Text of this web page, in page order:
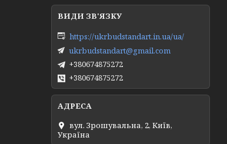
https://ukrbudstandart.in.ua/ua/
ukrbudstandart@gmail.com
+380674875272
+380674875272
вул. Зрошувальна, 2, Київ,
Україна